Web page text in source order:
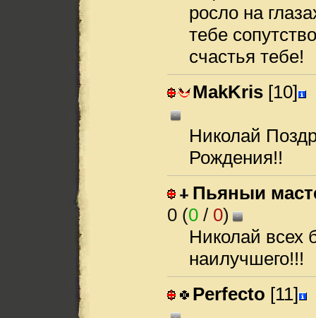
росло на
тебе
счастья тебе!
MakKris [10]
-
Николай
Рождения!!
Пьяныи
0 (0 / 0) -
Николай всех
наилучшего!!!
Perfecto [11]